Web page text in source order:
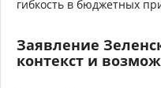
гибкость в бюджетных
Заявление
контекст и